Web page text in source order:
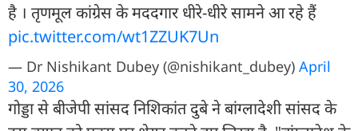
है । तृणमूल कांग्रेस के मददगार धीरे-धीरे सामने आ रहे हैं
pic.twitter.com/wt1ZZUK7Un
— Dr Nishikant Dubey (@nishikant_dubey) April
30, 2026
गोड्डा से बीजेपी सांसद निशिकांत दुबे ने बांग्लादेशी सांसद के